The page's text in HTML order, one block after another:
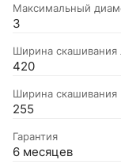
Максимальный
3
Ширина
420
Ширина
255
Гарантия
6 месяцев